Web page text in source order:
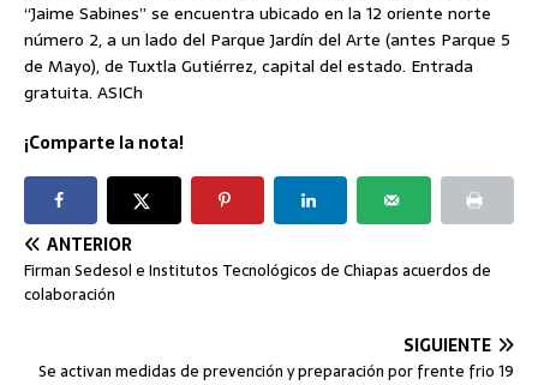
“Jaime Sabines” se encuentra ubicado en la 12 oriente norte
número 2, a un lado del Parque Jardín del Arte (antes Parque 5
de Mayo), de Tuxtla Gutiérrez, capital del estado. Entrada
gratuita. ASICh
¡Comparte la nota!
ANTERIOR
Firman Sedesol e Institutos Tecnológicos de Chiapas acuerdos de
colaboración
SIGUIENTE
Se activan medidas de prevención y preparación por frente frio 19